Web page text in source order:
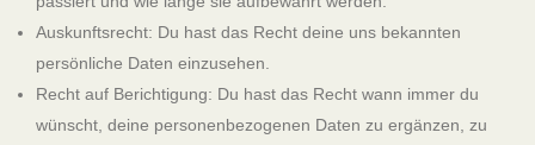
Auskunftsrecht: Du hast das Recht deine uns bekannten
persönliche Daten einzusehen.
Recht auf Berichtigung: Du hast das Recht wann immer du
wünscht, deine personenbezogenen Daten zu ergänzen, zu
HOFLACHER STRASSE 41
82239 ALLING